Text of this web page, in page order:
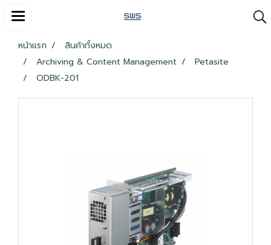
หน้าแรก
สินค้าทั้งหมด
Archiving & Content Management
Petasite
ODBK-201